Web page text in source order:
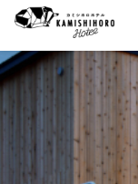
カ
シ
ホ